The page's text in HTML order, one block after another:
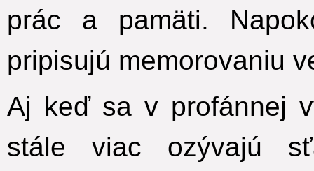
prác a pamäti.
pripisujú memorovaniu
Aj keď sa v profánnej
stále viac ozývajú